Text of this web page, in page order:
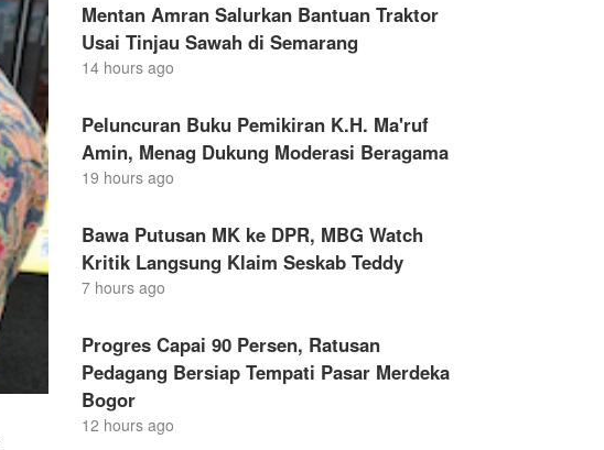
Mentan Amran Salurkan Bantuan Traktor
Usai Tinjau Sawah di Semarang
14 hours ago
Peluncuran Buku Pemikiran K.H. Ma'ruf
Amin, Menag Dukung Moderasi Beragama
19 hours ago
Bawa Putusan MK ke DPR, MBG Watch
Kritik Langsung Klaim Seskab Teddy
7 hours ago
Progres Capai 90 Persen, Ratusan
Pedagang Bersiap Tempati Pasar Merdeka
Bogor
12 hours ago